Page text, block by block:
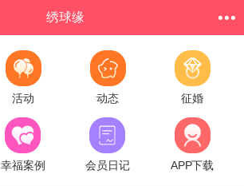
绣球缘
活动 动态 征婚
幸福案例 会员日记 APP下载